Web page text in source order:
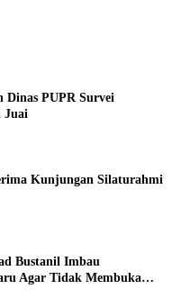
Dinas PUPR Survei
Juai
Kunjungan Silaturahmi
Bustanil Imbau
Agar Tidak Membuka